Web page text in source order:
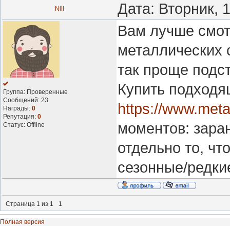
Nill Дата: Вторник,
Группа: Проверенные
Сообщений: 23
Награды: 0
Репутация: 0
Статус: Offline
Вам лучше
так проще
Купить
https://
моментов:
отдельно то,
сезонные/
Страница 1 из 1 1
Полная версия